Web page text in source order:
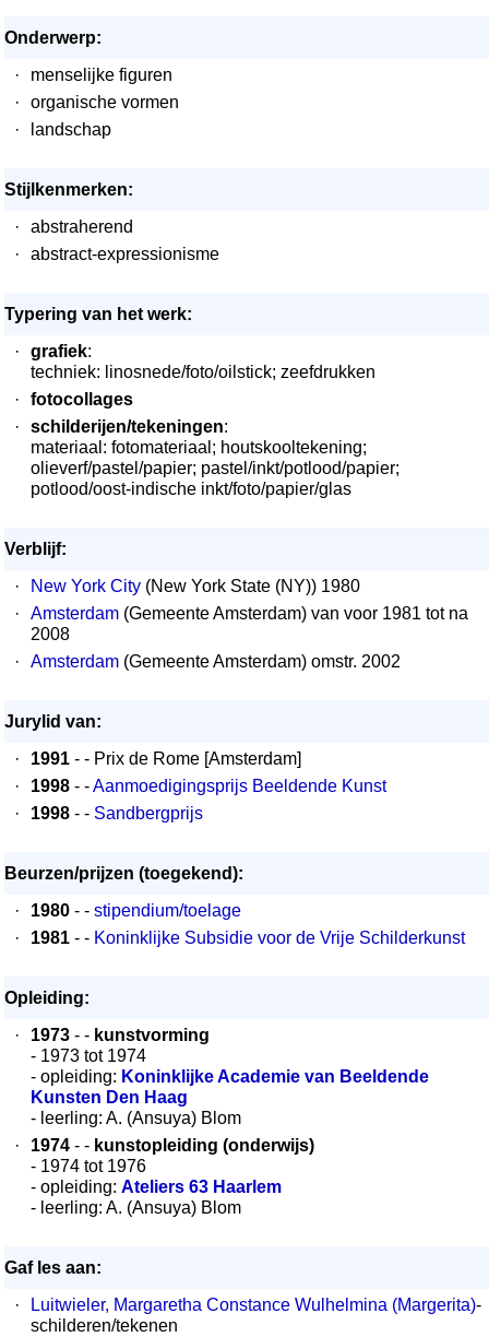
Onderwerp:
·
menselijke figuren
·
organische vormen
·
landschap
Stijlkenmerken:
·
abstraherend
·
abstract-expressionisme
Typering van het werk:
·
grafiek:
techniek: linosnede/foto/oilstick; zeefdrukken
·
fotocollages
·
schilderijen/tekeningen:
materiaal: fotomateriaal; houtskooltekening;
olieverf/pastel/papier; pastel/inkt/potlood/papier;
potlood/oost-indische inkt/foto/papier/glas
Verblijf:
·
New York City (New York State (NY)) 1980
·
Amsterdam (Gemeente Amsterdam) van voor 1981 tot na
2008
·
Amsterdam (Gemeente Amsterdam) omstr. 2002
Jurylid van:
·
1991 - - Prix de Rome [Amsterdam]
·
1998 - -Aanmoedigingsprijs Beeldende Kunst
·
1998 - - Sandbergprijs
Beurzen/prijzen (toegekend):
·
1980 - - stipendium/toelage
·
1981 - - Koninklijke Subsidie voor de Vrije Schilderkunst
Opleiding:
·
1973 - - kunstvorming
- 1973 tot 1974
- opleiding: Koninklijke Academie van Beeldende
Kunsten Den Haag
- leerling: A. (Ansuya) Blom
·
1974 - - kunstopleiding (onderwijs)
- 1974 tot 1976
- opleiding: Ateliers 63 Haarlem
- leerling: A. (Ansuya) Blom
Gaf les aan:
·
Luitwieler, Margaretha Constance Wulhelmina (Margerita)-
schilderen/tekenen